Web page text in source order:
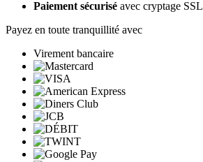
Paiement sécurisé avec cryptage SSL
Payez en toute tranquillité avec
Virement bancaire